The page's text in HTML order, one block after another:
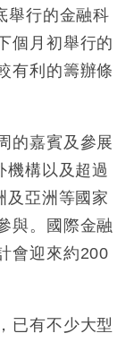
前 男子攜槍彈被捕
援Anthropic租用
圍 14類產品或加徵
增鉑金卡級別鎖
珠寶鐘錶銷售升勢
派息比率目標維持
舉行的金融科
個月初舉行的
有利的籌辦條
的嘉賓及參展
機構以及超過
及亞洲等國家
與。國際金融
會迎來約200
已有不少大型